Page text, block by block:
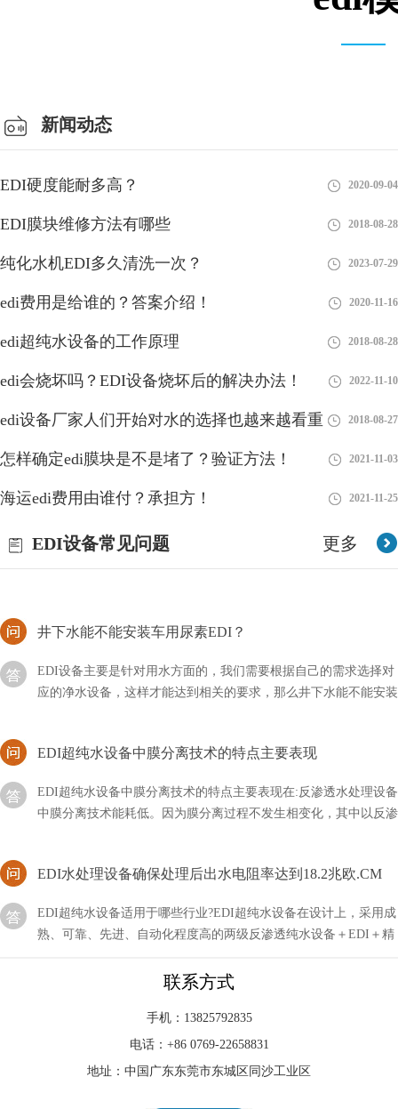
新闻动态
EDI硬度能耐多高？ 2020-09-04
EDI膜块维修方法有哪些 2018-08-28
纯化水机EDI多久清洗一次？ 2023-07-29
edi费用是给谁的？答案介绍！ 2020-11-16
edi超纯水设备的工作原理 2018-08-28
edi会烧坏吗？EDI设备烧坏后的解决办法！ 2022-11-10
edi设备厂家人们开始对水的选择也越来越看重 2018-08-27
怎样确定edi膜块是不是堵了？验证方法！ 2021-11-03
海运edi费用由谁付？承担方！ 2021-11-25
更多
EDI设备常见问题
EDI系统和服务的公司或组织。EDI是指企业之间在电子化的环境
设备，现有的纯净水设备中去除氟的力度不强，在工艺流程中安装
除氟设备，即可清除干净水中的氟
应的净水设备，这样才能达到相关的要求，那么井下水能不能安装
车用尿素EDI呢？
中膜分离技术能耗低。因为膜分离过程不发生相变化，其中以反渗
透耗能更低，这对于克服国家的能源危机有相当的意义
熟、可靠、先进、自动化程度高的两级反渗透纯水设备＋EDI＋精
混床除盐水处理工艺，EDI水处理设备确保处理后
EDI模块设备的重量有多重？
很多朋友会好奇EDI模块和设备的重量有多重，其实看着它们不是
多，需要进行区分。
联系方式
手机：13825792835
电话：+86 0769-22658831
地址：中国广东东莞市东城区同沙工业区